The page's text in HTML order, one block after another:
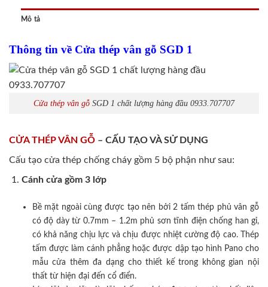
Mô tả
Thông tin về Cửa thép vân gỗ SGD 1
Cửa thép vân gỗ SGD 1 chất lượng hàng đầu 0933.707707
CỬA THÉP VÂN GỖ – CẤU TẠO VÀ SỬ DỤNG
Cấu tạo cửa thép chống cháy gồm 5 bộ phận như sau:
Cánh cửa gồm 3 lớp
Bề mặt ngoài cùng được tạo nên bởi 2 tấm thép phủ vân gỗ
có độ dày từ 0.7mm – 1.2m phủ sơn tĩnh điện chống han gỉ,
có khả năng chịu lực và chịu được nhiệt cường độ cao. Thép
tấm được làm cánh phẳng hoặc được dập tạo hình Pano cho
mẫu cửa thêm đa dạng cho thiết kế trong không gian nội
thất từ hiện đại đến cổ điển.